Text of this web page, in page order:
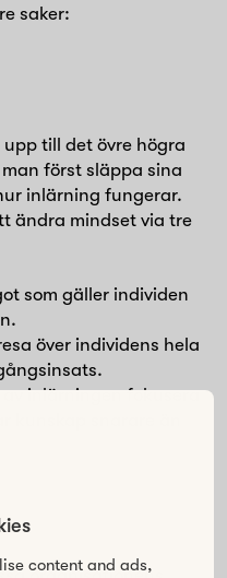
content and ads,
saker:
till det övre högra
först släppa sina
inlärning fungerar.
ändra mindset via tre
som gäller individen
över individens hela
inlärningen fokusera